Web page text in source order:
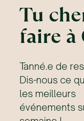
Tu
faire à
Tanné.e de
Dis-nous ce
les meilleurs
événements